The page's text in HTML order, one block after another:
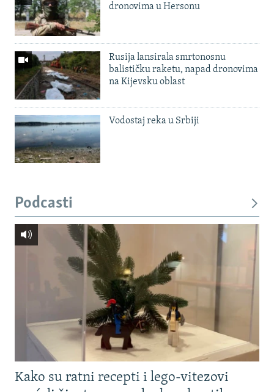
dronovima u Hersonu
Rusija lansirala smrtonosnu
balističku raketu, napad dronovima
na Kijevsku oblast
Vodostaj reka u Srbiji
Podcasti
Kako su ratni recepti i lego-vitezovi